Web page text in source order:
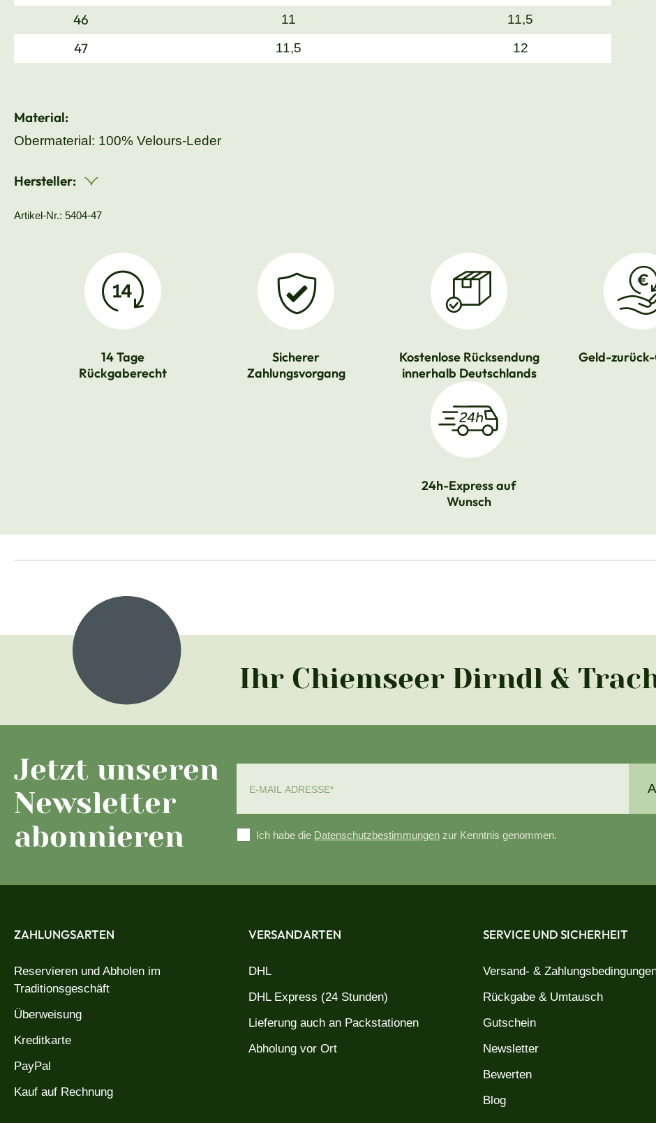
46 11 11,5
47 11,5 12
Material:
Obermaterial: 100% Velours-Leder
Hersteller:
Artikel-Nr.: 5404-47
14 Tage
Rückgaberecht
Sicherer
Zahlungsvorgang
Kostenlose Rücksendung
innerhalb Deutschlands
Geld-
24h-Express auf
Wunsch
Ihr Chiemseer Dirndl &
Jetzt unseren
Newsletter
abonnieren
Ich habe die Datenschutzbestimmungen zur Kenntnis genommen.
ZAHLUNGSARTEN
Reservieren und Abholen im
Traditionsgeschäft
Überweisung
Kreditkarte
PayPal
Kauf auf Rechnung
VERSANDARTEN
DHL
DHL Express (24 Stunden)
Lieferung auch an Packstationen
Abholung vor Ort
SERVICE UND SICHERHEIT
Versand- &
Rückgabe & Umtausch
Gutschein
Newsletter
Bewerten
Blog